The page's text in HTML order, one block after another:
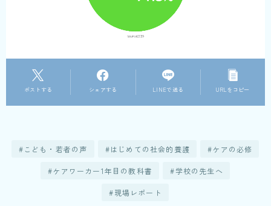
ポストする シェアする LINEで送る URLをコピー
こども・若者の声 はじめての社会的養護 ケアの必修
ケアワーカー1年目の教科書 学校の先生へ
現場レポート